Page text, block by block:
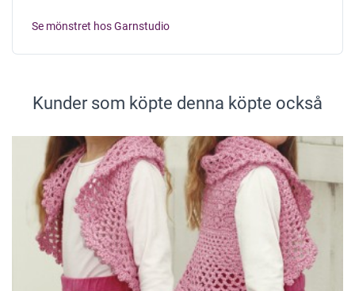
Se mönstret hos Garnstudio
Kunder som köpte denna köpte också